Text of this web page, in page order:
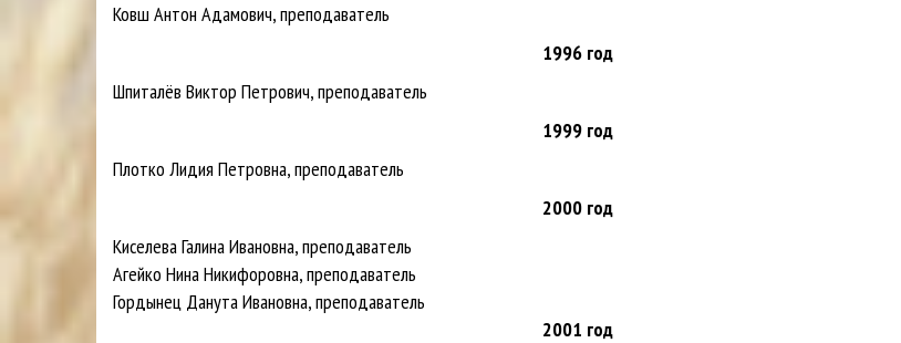
Ковш Антон Адамович, преподаватель
1996 год
Шпиталёв Виктор Петрович, преподаватель
1999 год
Плотко Лидия Петровна, преподаватель
2000 год
Киселева Галина Ивановна, преподаватель
Агейко Нина Никифоровна, преподаватель
Гордынец Данута Ивановна, преподаватель
2001 год